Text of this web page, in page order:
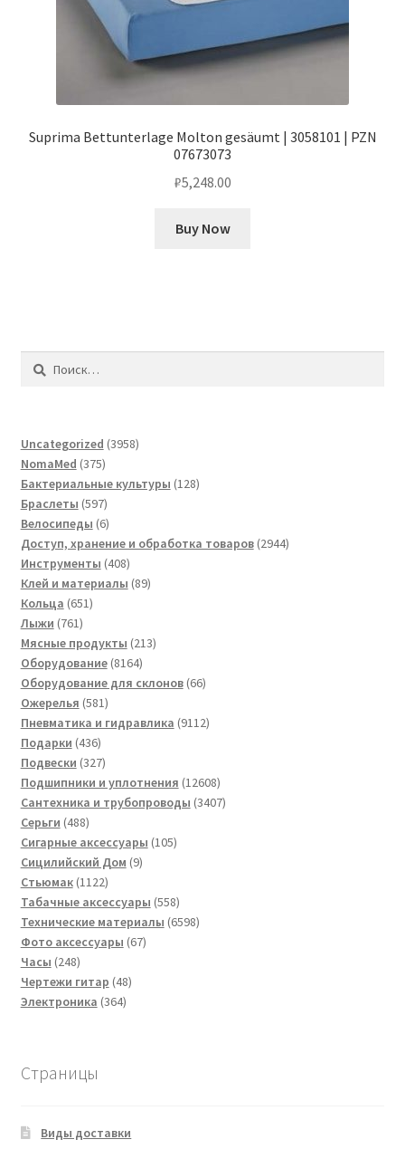
Suprima Bettunterlage Molton gesäumt | 3058101 | PZN
07673073
₽5,248.00
Buy Now
Найти:
Uncategorized 39583958
NomaMed 375375
товаров
Бактериальные культуры 128128
Браслеты 597597
товаров
Велосипеды 66
товаров
Доступ, хранение и обработка товаров 29442944
Инструменты 408408
товаров
Клей и материалы 8989
Кольца 651651
Лыжи 761761
товар
Мясные продукты 213213
Оборудование 81648164
товара
Оборудование для склонов 6666
Ожерелья 581581
товар
Пневматика и гидравлика 91129112
Подарки 436436
товаров
Подвески 327327
товаров
Подшипники и уплотнения 1260812608
товаров
Сантехника и трубопроводы 34073407
Серьги 488488
товаров
Сигарные аксессуары 105105
Сицилийский Дом 99
Стьюмак 11221122
товара
Табачные аксессуары 558558
товаров
Технические материалы 65986598
Фото аксессуары 6767
Часы 248248
товаров
Чертежи гитар 4848
Электроника 364364
Страницы
Виды доставки